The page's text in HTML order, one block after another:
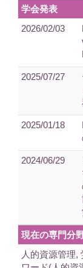
学会発表
2026/02/03
2025/07/27
2025/01/18
2024/06/29
現在の専門分
人的資源管理,